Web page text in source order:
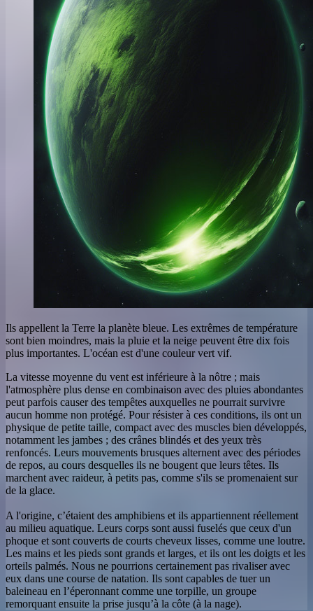
Ils appellent la Terre la planète bleue. Les extrêmes de température
sont bien moindres, mais la pluie et la neige peuvent être dix fois
plus importantes. L'océan est d'une couleur vert vif.
La vitesse moyenne du vent est inférieure à la nôtre ; mais
l'atmosphère plus dense en combinaison avec des pluies abondantes
peut parfois causer des tempêtes auxquelles ne pourrait survivre
aucun homme non protégé. Pour résister à ces conditions, ils ont un
physique de petite taille, compact avec des muscles bien développés,
notamment les jambes ; des crânes blindés et des yeux très
renfoncés. Leurs mouvements brusques alternent avec des périodes
de repos, au cours desquelles ils ne bougent que leurs têtes. Ils
marchent avec raideur, à petits pas, comme s'ils se promenaient sur
de la glace.
A l'origine, c’étaient des amphibiens et ils appartiennent réellement
au milieu aquatique. Leurs corps sont aussi fuselés que ceux d'un
phoque et sont couverts de courts cheveux lisses, comme une loutre.
Les mains et les pieds sont grands et larges, et ils ont les doigts et les
orteils palmés. Nous ne pourrions certainement pas rivaliser avec
eux dans une course de natation. Ils sont capables de tuer un
baleineau en l’éperonnant comme une torpille, un groupe
remorquant ensuite la prise jusqu’à la côte (à la nage).